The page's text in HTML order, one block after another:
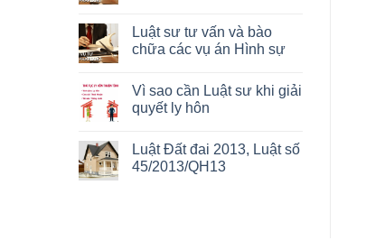
Luật sư tư vấn và bào
chữa các vụ án Hình sự
Vì sao cần Luật sư khi giải
quyết ly hôn
Luật Đất đai 2013, Luật số
45/2013/QH13